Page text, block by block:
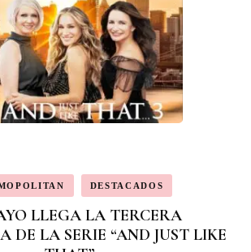
DESTACADOS
LLEGA LA TERCERA
DE LA SERIE “AND JUST LIKE